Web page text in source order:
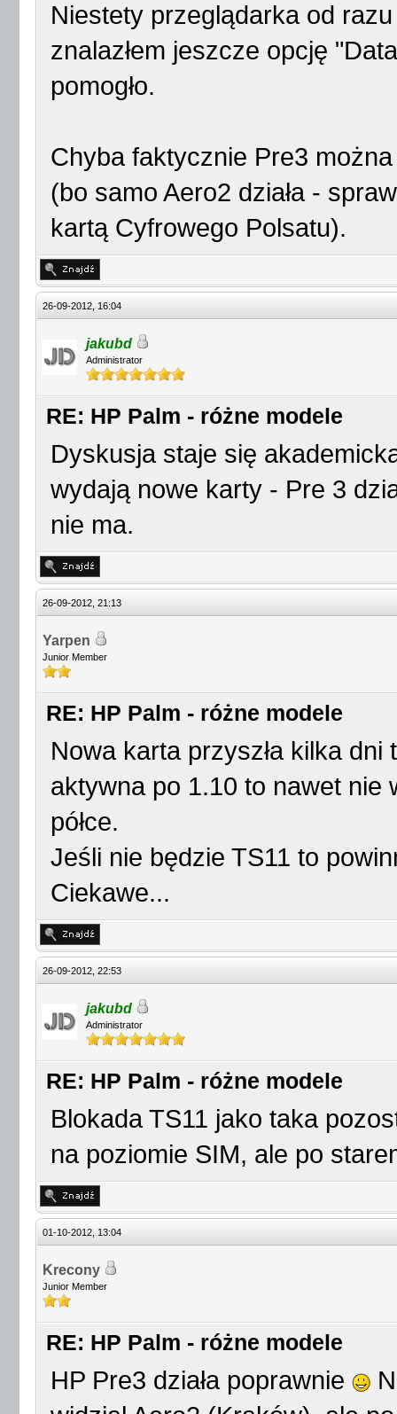
Niestety przeglądarka od
znalazłem jeszcze opcję
pomogło.
Chyba faktycznie Pre3
(bo samo Aero2 działa -
kartą Cyfrowego Polsatu).
26-09-2012, 16:04
jakubd
Administrator
RE: HP Palm - różne modele
Dyskusja staje się
wydają nowe karty - Pre 3
nie ma.
26-09-2012, 21:13
Yarpen
Junior Member
RE: HP Palm - różne modele
Nowa karta przyszła kilka
aktywna po 1.10 to nawet nie
półce.
Jeśli nie będzie TS11 to
Ciekawe...
26-09-2012, 22:53
jakubd
Administrator
RE: HP Palm - różne modele
Blokada TS11 jako taka
na poziomie SIM, ale po
01-10-2012, 13:04
Krecony
Junior Member
RE: HP Palm - różne modele
HP Pre3 działa poprawnie